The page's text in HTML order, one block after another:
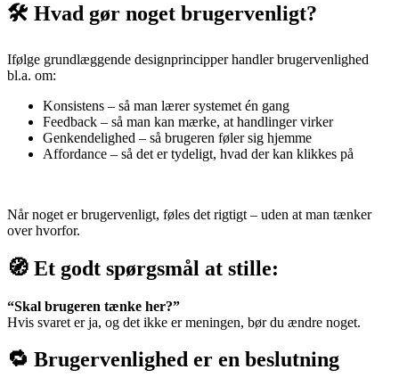
🛠 Hvad gør noget brugervenligt?
Ifølge grundlæggende designprincipper handler brugervenlighed
bl.a. om:
Konsistens – så man lærer systemet én gang
Feedback – så man kan mærke, at handlinger virker
Genkendelighed – så brugeren føler sig hjemme
Affordance – så det er tydeligt, hvad der kan klikkes på
Når noget er brugervenligt, føles det rigtigt – uden at man tænker
over hvorfor.
🧭 Et godt spørgsmål at stille:
“Skal brugeren tænke her?”
Hvis svaret er ja, og det ikke er meningen, bør du ændre noget.
🔁 Brugervenlighed er en beslutning